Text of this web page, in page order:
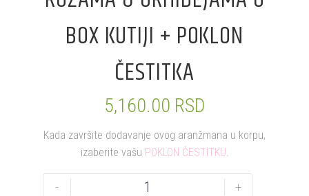
BOX KUTIJI + POKLON
ČESTITKA
5,160.00 RSD
Kada završite dodavanje ovog aranžmana u korpu,
izaberite vašu POKLON ČESTITKU.
- +